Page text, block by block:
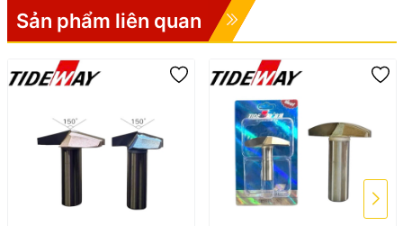
- Có thể đáp ứng nhu cầu sử dụng với những máy khó tính nhất ví
dụ như máy phay cầm tay,máy phay bàn,máy cắt công nghiệp
CNC( máy đời cũ, máy có đã qua thời gian sử dụng lâu)
- Được dùng cho tất cả các loại gỗ cứng , ván ép , MDF , ván
2. THÔNG SỐ KỸ THUẬT
- Xuất xứ : Trung Quốc
Sản phẩm liên quan